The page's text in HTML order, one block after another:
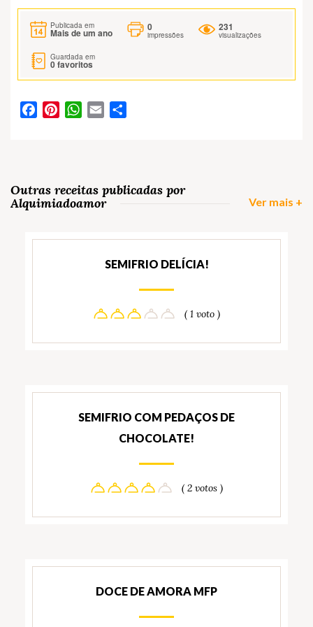
Publicada em
Mais de um ano
0
impressões
231
visualizações
Guardada em
0favoritos
FacebookPinterestWhatsApp
Email
Outras receitas publicadas por
Alquimiadoamor
Ver mais +
SEMIFRIO DELÍCIA!
( 1 voto )
SEMIFRIO COM PEDAÇOS DE
CHOCOLATE!
( 2 votos )
DOCE DE AMORA MFP